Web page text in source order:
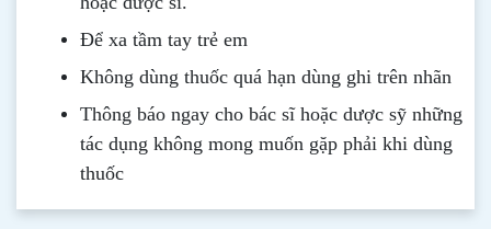
Để xa tầm tay trẻ em
Không dùng thuốc quá hạn dùng ghi trên nhãn
Thông báo ngay cho bác sĩ hoặc dược sỹ những
tác dụng không mong muốn gặp phải khi dùng
thuốc